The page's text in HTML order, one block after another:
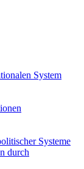
System
Systeme
durch